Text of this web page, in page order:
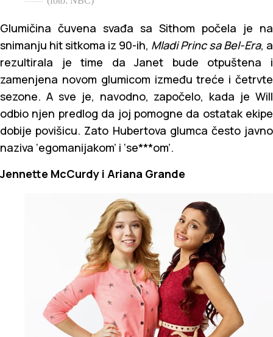
Glumičina čuvena svađa sa Sithom počela je na
snimanju hit sitkoma iz 90-ih, Mladi Princ sa Bel-Era, a
rezultirala je time da Janet bude otpuštena i
zamenjena novom glumicom između treće i četrvte
sezone. A sve je, navodno, započelo, kada je Will
odbio njen predlog da joj pomogne da ostatak ekipe
dobije povišicu. Zato Hubertova glumca često javno
naziva ‘egomanijakom’ i ‘se***om’.
Jennette McCurdy i Ariana Grande